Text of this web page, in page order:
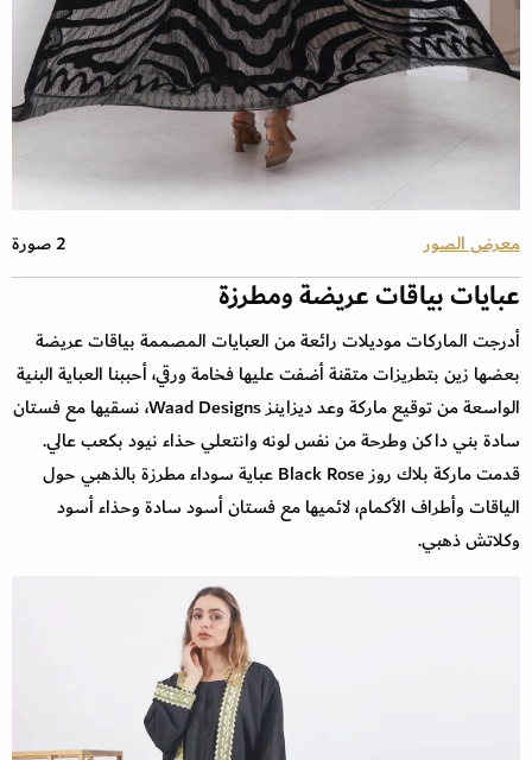
معرض الصور 2 صورة
عبايات بياقات عريضة ومطرزة
أدرجت الماركات موديلات رائعة من العبايات المصممة بياقات عريضة
بعضها زين بتطريزات متقنة أضفت عليها فخامة ورقي، أحببنا العباية البنية
الواسعة من توقيع ماركة وعد ديزاينز Waad Designs، نسقيها مع فستان
سادة بني داكن وطرحة من نفس لونه وانتعلي حذاء نيود بكعب عالي.
قدمت ماركة بلاك روز Black Rose عباية سوداء مطرزة بالذهبي حول
الياقات وأطراف الأكمام، لائميها مع فستان أسود سادة وحذاء أسود
وكلاتش ذهبي.